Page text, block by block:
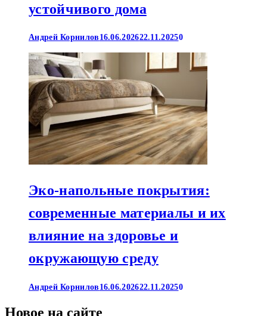
устойчивого дома
Андрей Корнилов 16.06.202622.11.20250
Эко-напольные покрытия:
современные материалы и их
влияние на здоровье и
окружающую среду
Андрей Корнилов 16.06.202622.11.20250
Новое на сайте